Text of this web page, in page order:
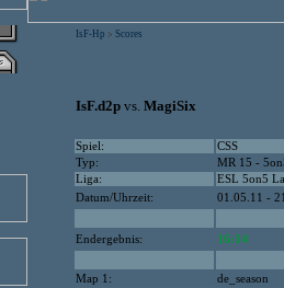
IsF-Hp > Scores
IsF.d2p vs. MagiSix
Spiel:
CSS
Typ:
MR 15 -
Liga:
ESL 5on5
Datum/Uhrzeit:
01.05.11 -
Endergebnis: 16:14
Map 1: de_season